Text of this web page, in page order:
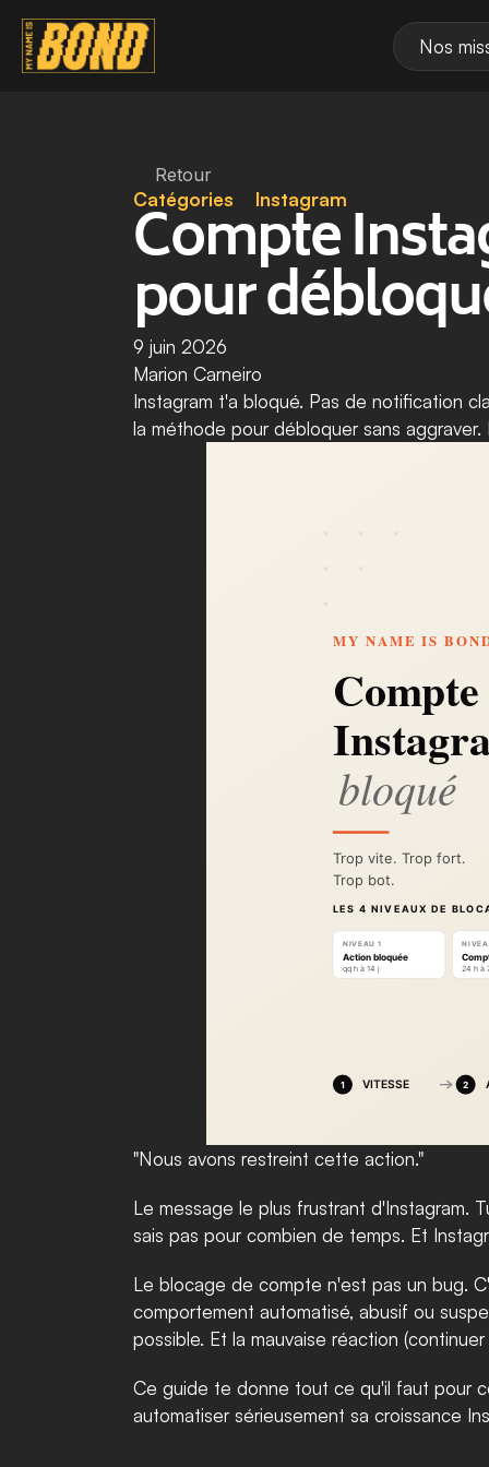
Nos
Retour
Catégories Instagram
Compte
pour
9 juin 2026
Marion Carneiro
Instagram t'a bloqué. Pas de notification
la méthode pour débloquer sans
"Nous avons restreint cette action."
Le message le plus frustrant d'Instagram.
sais pas pour combien de temps. Et
Le blocage de compte n'est pas un bug.
comportement automatisé, abusif ou
possible. Et la mauvaise réaction
Ce guide te donne tout ce qu'il faut pour
automatiser sérieusement sa croissance